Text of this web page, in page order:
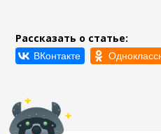
Рассказать о статье: